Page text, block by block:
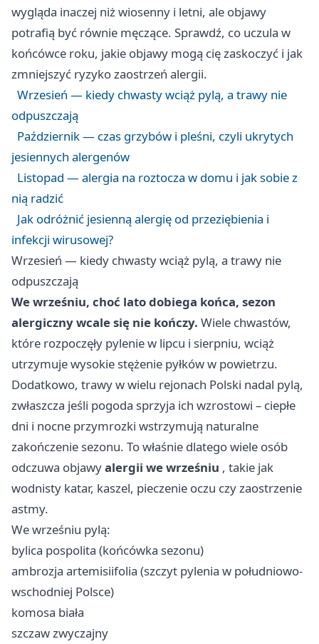
wygląda inaczej niż wiosenny i letni, ale objawy
potrafią być równie męczące. Sprawdź, co uczula w
końcówce roku, jakie objawy mogą cię zaskoczyć i jak
zmniejszyć ryzyko zaostrzeń alergii.
Wrzesień — kiedy chwasty wciąż pylą, a trawy nie
odpuszczają
Październik — czas grzybów i pleśni, czyli ukrytych
jesiennych alergenów
Listopad — alergia na roztocza w domu i jak sobie z
nią radzić
Jak odróżnić jesienną alergię od przeziębienia i
infekcji wirusowej?
Wrzesień — kiedy chwasty wciąż pylą, a trawy nie
odpuszczają
We wrześniu, choć lato dobiega końca, sezon
alergiczny wcale się nie kończy. Wiele chwastów,
które rozpoczęły pylenie w lipcu i sierpniu, wciąż
utrzymuje wysokie stężenie pyłków w powietrzu.
Dodatkowo, trawy w wielu rejonach Polski nadal pylą,
zwłaszcza jeśli pogoda sprzyja ich wzrostowi – ciepłe
dni i nocne przymrozki wstrzymują naturalne
zakończenie sezonu. To właśnie dlatego wiele osób
odczuwa objawyalergii we wrześniu , takie jak
wodnisty katar, kaszel, pieczenie oczu czy zaostrzenie
astmy.
We wrześniu pylą:
bylica pospolita (końcówka sezonu)
ambrozja artemisiifolia (szczyt pylenia w południowo-
wschodniej Polsce)
komosa biała
szczaw zwyczajny